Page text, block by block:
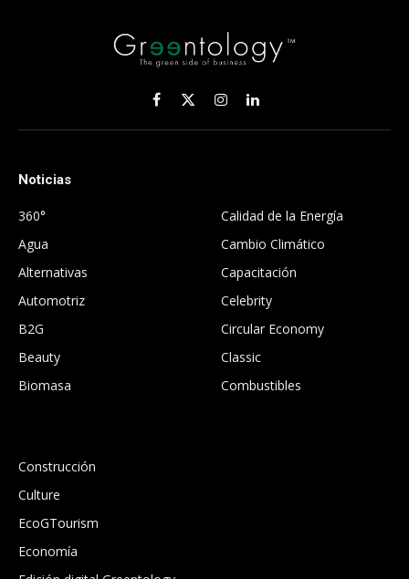
Facebook
X
(Twitter)
InstagramLinkedIn
Noticias
360°
Agua
Alternativas
Automotriz
B2G
Beauty
Biomasa
Calidad de la Energía
Cambio Climático
Capacitación
Celebrity
Circular Economy
Classic
Combustibles
Construcción
Culture
EcoGTourism
Economía